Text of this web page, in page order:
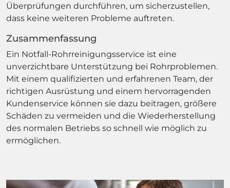
Überprüfungen durchführen, um sicherzustellen,
dass keine weiteren Probleme auftreten.
Zusammenfassung
Ein Notfall-Rohrreinigungsservice ist eine
unverzichtbare Unterstützung bei Rohrproblemen.
Mit einem qualifizierten und erfahrenen Team, der
richtigen Ausrüstung und einem hervorragenden
Kundenservice können sie dazu beitragen, größere
Schäden zu vermeiden und die Wiederherstellung
des normalen Betriebs so schnell wie möglich zu
ermöglichen.